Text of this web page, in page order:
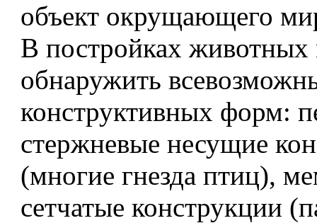
объект окрущающего
В постройках
обнаружить
конструктивных форм:
стержневые несущие
(многие гнезда птиц),
сетчатые конструкции